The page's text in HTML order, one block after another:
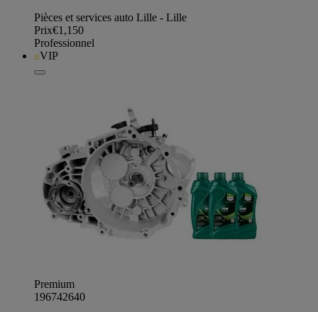
Pièces et services auto Lille - Lille
Prix€1,150
Professionnel
VIP
Premium
196742640